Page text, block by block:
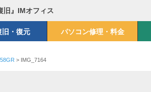
旧』IMオフィス
旧・復元 パソコン修理・料金
> IMG_7164